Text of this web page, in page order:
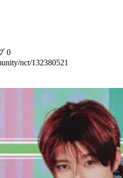
0
nct/132380521